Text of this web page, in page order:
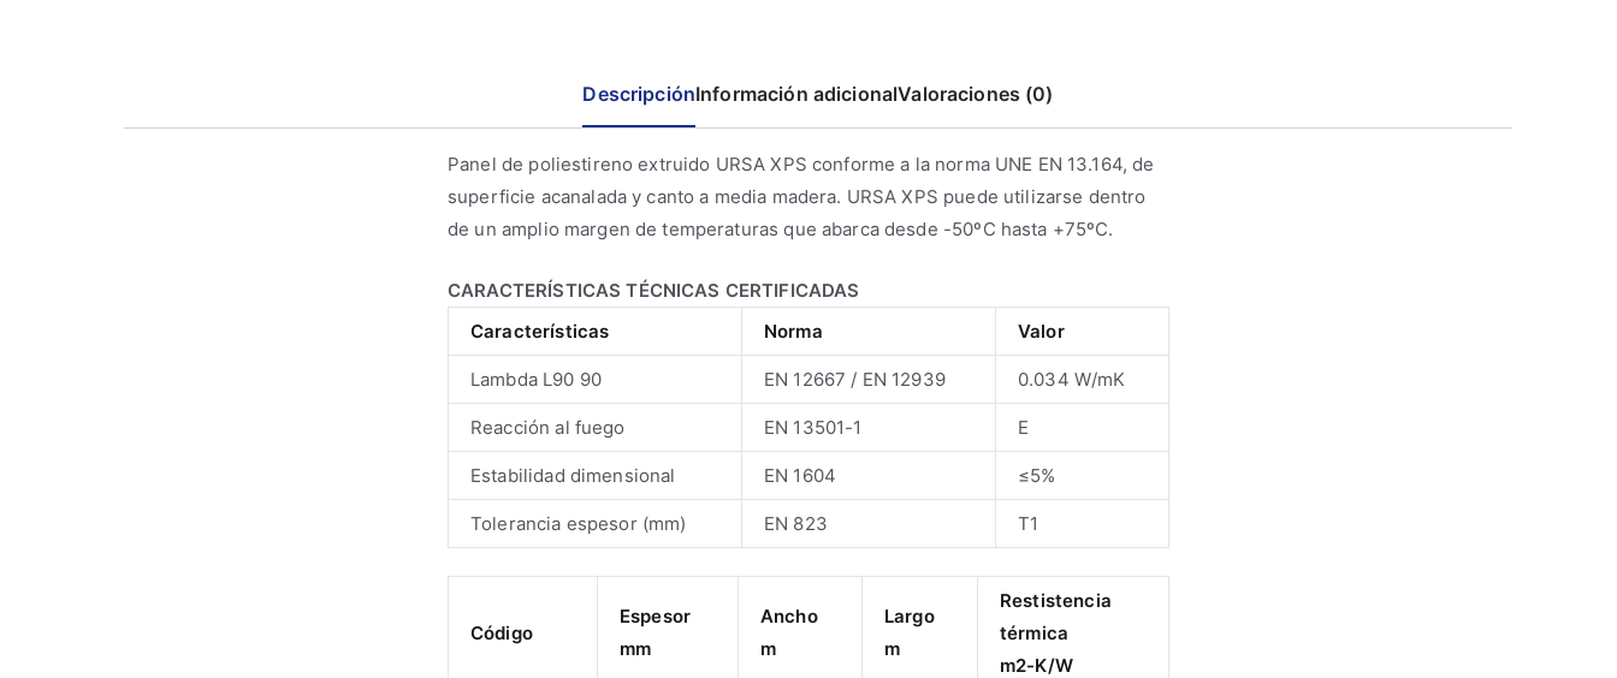
cantidad
DescripciónInformación adicionalValoraciones (0)
Panel de poliestireno extruido URSA XPS conforme a la norma UNE EN 13.164, de
superficie acanalada y canto a media madera. URSA XPS puede utilizarse dentro
de un amplio margen de temperaturas que abarca desde -50ºC hasta +75ºC.
CARACTERÍSTICAS TÉCNICAS CERTIFICADAS
Características
Norma Valor
Lambda L90 90 EN 12667 / EN 12939 0.034 W/mK
Reacción al fuego EN 13501-1 E
Estabilidad dimensional EN 1604 ≤5%
Tolerancia espesor (mm) EN 823 T1
Código
Espesor
mm
Ancho
m
Largo
m
Restistencia
térmica
m2-K/W